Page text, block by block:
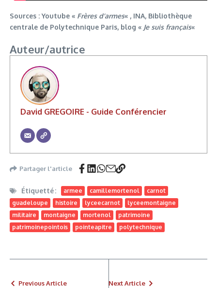
Sources : Youtube « Frères d’armes« , INA, Bibliothèque
centrale de Polytechnique Paris, blog « Je suis français«
Auteur/autrice
David GREGOIRE - Guide Conférencier
Partager l'article
Étiquetté : armee camillemortenol
carnot
guadeloupe
histoire lyceecarnot
lyceemontaigne
militaire
montaigne mortenol
patrimoine
patrimoinepointois
pointeapitre polytechnique
Previous Article Next Article